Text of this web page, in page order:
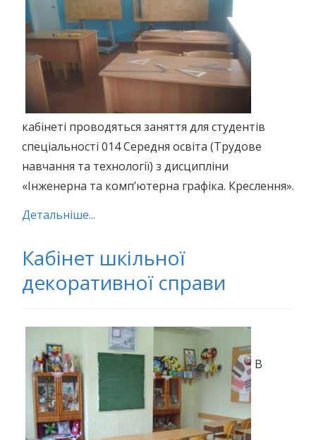
кабінеті проводяться заняття для студентів
спеціальності 014 Середня освіта (Трудове
навчання та технології) з дисципліни
«Інженерна та комп’ютерна графіка. Креслення».
Детальніше...
Кабінет шкільної
декоративної справи
В